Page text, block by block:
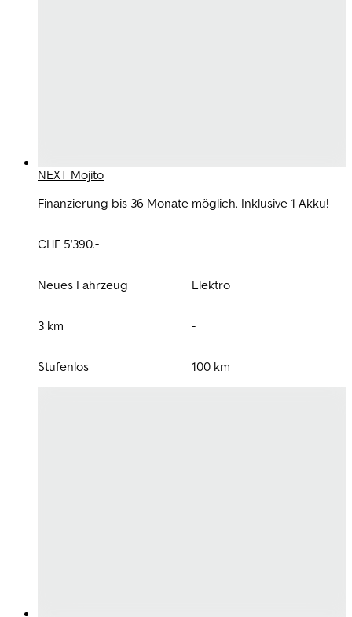
NEXT Mojito
Finanzierung bis 36 Monate möglich. Inklusive 1 Akku!
CHF 5'390.-
Neues Fahrzeug Elektro
3 km -
Stufenlos 100 km